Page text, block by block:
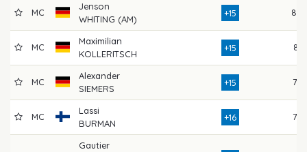
MC
Jenson
WHITING (AM)
+15 80
MC
Maximilian
KOLLERITSCH
+15 81
MC
Alexander
SIEMERS
+15 76
MC
Lassi
BURMAN
+16 75
Gautier